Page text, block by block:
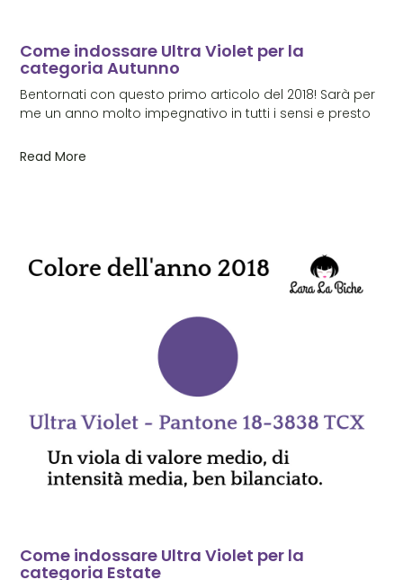
Come indossare Ultra Violet per la
categoria Autunno
Bentornati con questo primo articolo del 2018! Sarà per
me un anno molto impegnativo in tutti i sensi e presto
Read More
Come indossare Ultra Violet per la
categoria Estate